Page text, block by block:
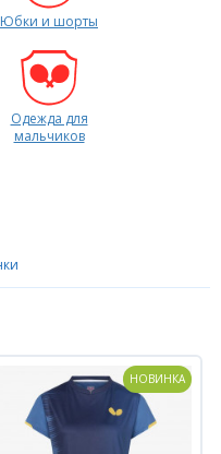
Юбки и шорты
Одежда для
мальчиков
НОВИНКА